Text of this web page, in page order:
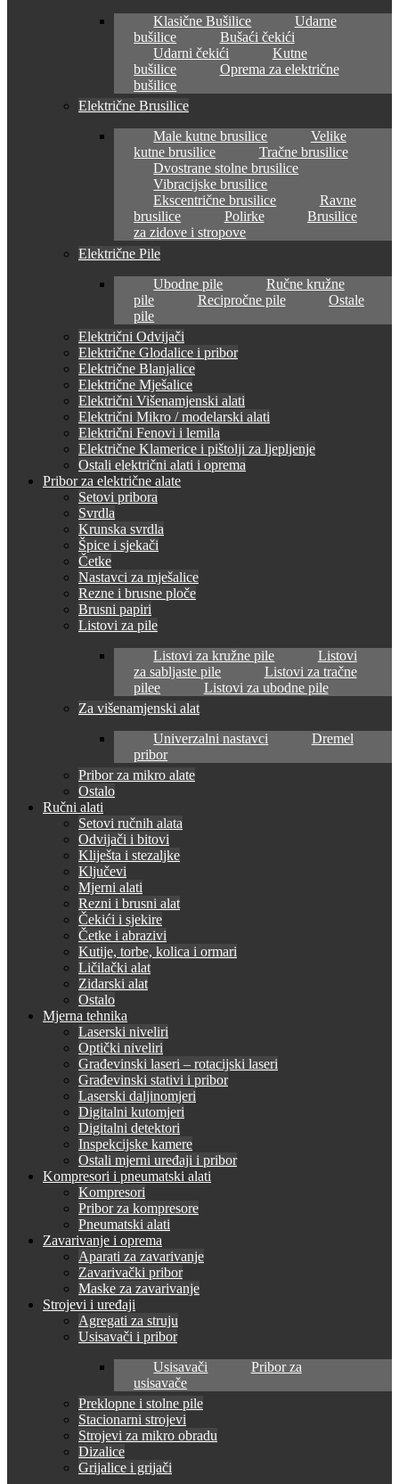
Klasične Bušilice
Udarne
bušilice
Bušaći čekići
Udarni čekići
Kutne
bušilice
Oprema za električne
bušilice
Električne Brusilice
Male kutne brusilice
Velike
kutne brusilice
Tračne brusilice
Dvostrane stolne brusilice
Vibracijske brusilice
Ekscentrične brusilice
Ravne
brusilice
Polirke
Brusilice
za zidove i stropove
Električne Pile
Ubodne pile
Ručne kružne
pile
Recipročne pile
Ostale
pile
Električni Odvijači
Električne Glodalice i pribor
Električne Blanjalice
Električne Mješalice
Električni Višenamjenski alati
Električni Mikro / modelarski alati
Električni Fenovi i lemila
Električne Klamerice i pištolji za ljepljenje
Ostali električni alati i oprema
Pribor za električne alate
Setovi pribora
Svrdla
Krunska svrdla
Špice i sjekači
Četke
Nastavci za mješalice
Rezne i brusne ploče
Brusni papiri
Listovi za pile
Listovi za kružne pile
Listovi
za sabljaste pile
Listovi za tračne
pilee
Listovi za ubodne pile
Za višenamjenski alat
Univerzalni nastavci
Dremel
pribor
Pribor za mikro alate
Ostalo
Ručni alati
Setovi ručnih alata
Odvijači i bitovi
Kliješta i stezaljke
Ključevi
Mjerni alati
Rezni i brusni alat
Čekići i sjekire
Četke i abrazivi
Kutije, torbe, kolica i ormari
Ličilački alat
Zidarski alat
Ostalo
Mjerna tehnika
Laserski niveliri
Optički niveliri
Građevinski laseri – rotacijski laseri
Građevinski stativi i pribor
Laserski daljinomjeri
Digitalni kutomjeri
Digitalni detektori
Inspekcijske kamere
Ostali mjerni uređaji i pribor
Kompresori i pneumatski alati
Kompresori
Pribor za kompresore
Pneumatski alati
Zavarivanje i oprema
Aparati za zavarivanje
Zavarivački pribor
Maske za zavarivanje
Strojevi i uređaji
Agregati za struju
Usisavači i pribor
Usisavači
Pribor za
usisavače
Preklopne i stolne pile
Stacionarni strojevi
Strojevi za mikro obradu
Dizalice
Grijalice i grijači